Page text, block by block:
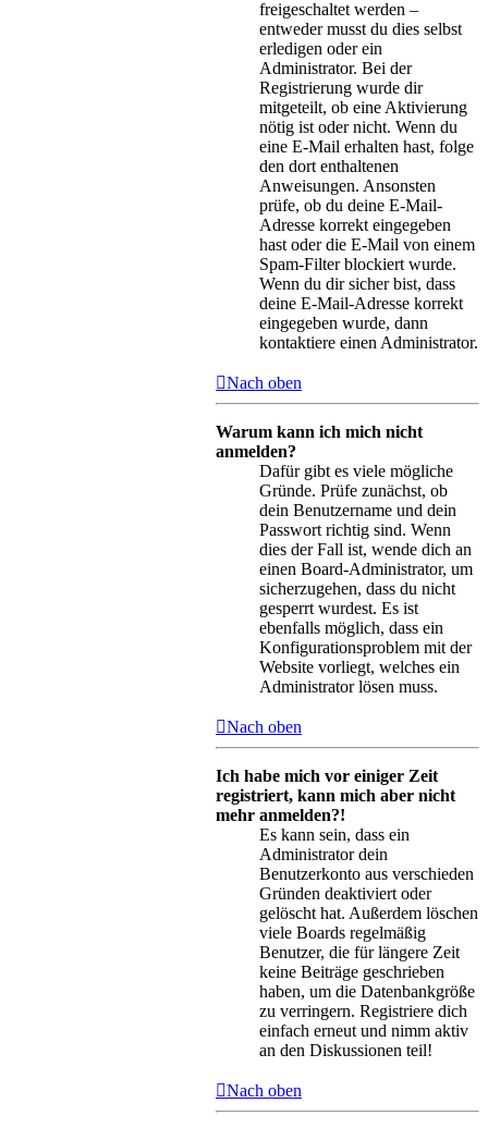
freigeschaltet werden –
entweder musst du dies selbst
erledigen oder ein
Administrator. Bei der
Registrierung wurde dir
mitgeteilt, ob eine Aktivierung
nötig ist oder nicht. Wenn du
eine E-Mail erhalten hast, folge
den dort enthaltenen
Anweisungen. Ansonsten
prüfe, ob du deine E-Mail-
Adresse korrekt eingegeben
hast oder die E-Mail von einem
Spam-Filter blockiert wurde.
Wenn du dir sicher bist, dass
deine E-Mail-Adresse korrekt
eingegeben wurde, dann
kontaktiere einen Administrator.
Nach oben
Warum kann ich mich nicht
anmelden?
Dafür gibt es viele mögliche
Gründe. Prüfe zunächst, ob
dein Benutzername und dein
Passwort richtig sind. Wenn
dies der Fall ist, wende dich an
einen Board-Administrator, um
sicherzugehen, dass du nicht
gesperrt wurdest. Es ist
ebenfalls möglich, dass ein
Konfigurationsproblem mit der
Website vorliegt, welches ein
Administrator lösen muss.
Nach oben
Ich habe mich vor einiger Zeit
registriert, kann mich aber nicht
mehr anmelden?!
Es kann sein, dass ein
Administrator dein
Benutzerkonto aus verschieden
Gründen deaktiviert oder
gelöscht hat. Außerdem löschen
viele Boards regelmäßig
Benutzer, die für längere Zeit
keine Beiträge geschrieben
haben, um die Datenbankgröße
zu verringern. Registriere dich
einfach erneut und nimm aktiv
an den Diskussionen teil!
Nach oben